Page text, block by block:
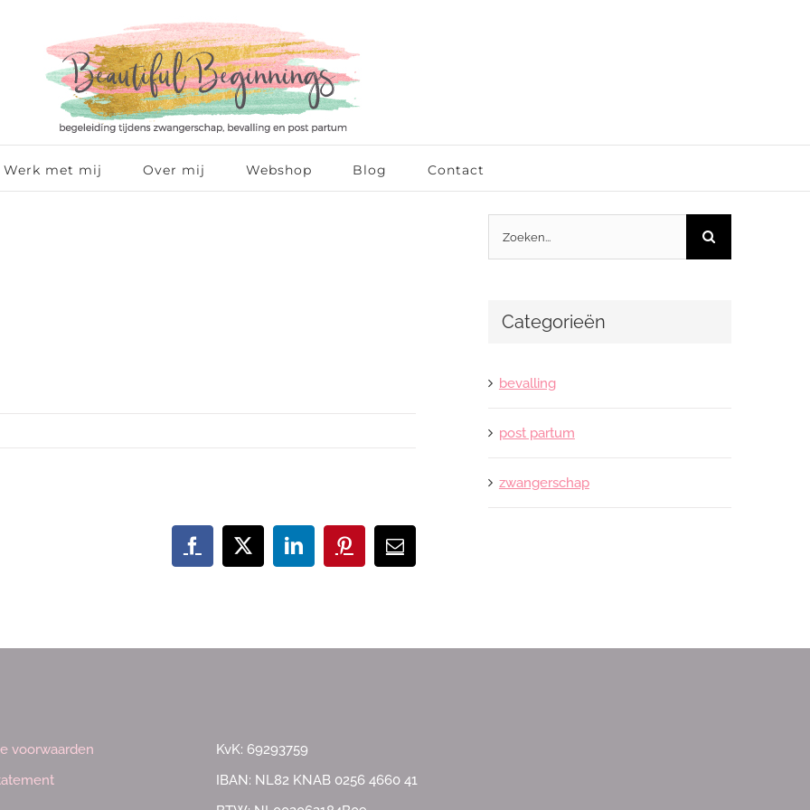
Werk met mij Over mij Webshop Blog Contact
Facebook
X LinkedInPinterest
E-
mail
Zoeken
naar:
Categorieën
bevalling
post partum
zwangerschap
voorwaarden
KvK: 69293759
IBAN: NL82 KNAB 0256 4660 41